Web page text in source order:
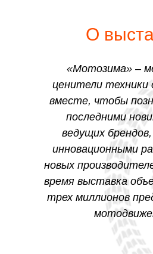
О
«Мотозима» –
ценители техники
вместе, чтобы
последними
ведущих
инновационными
новых
время выставка
трех миллионов